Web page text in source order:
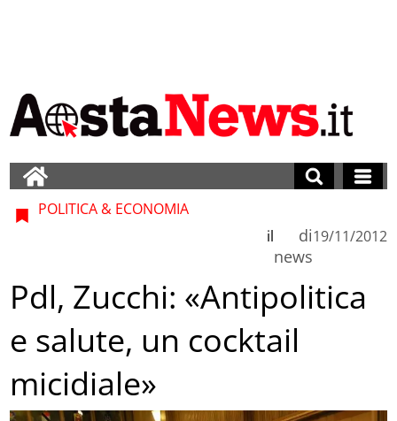
POLITICA & ECONOMIA
di
news
il 19/11/2012
Pdl, Zucchi: «Antipolitica
e salute, un cocktail
micidiale»